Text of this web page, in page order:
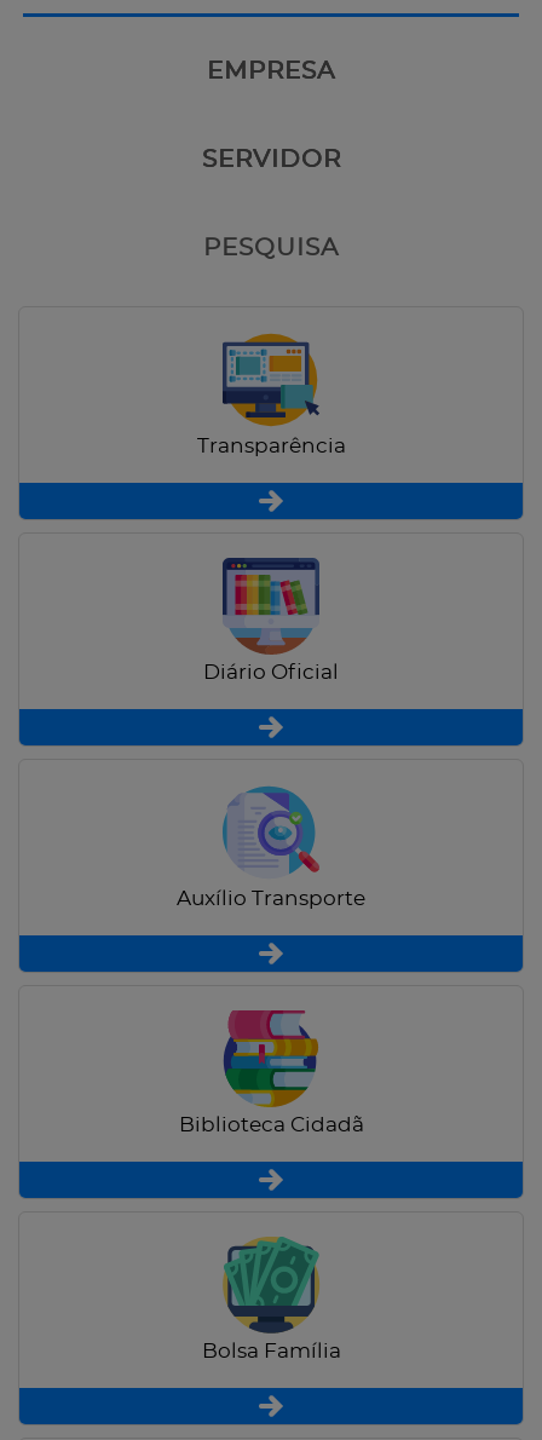
EMPRESA
SERVIDOR
PESQUISA
Transparência
Diário Oficial
Auxílio Transporte
Biblioteca Cidadã
Bolsa Família